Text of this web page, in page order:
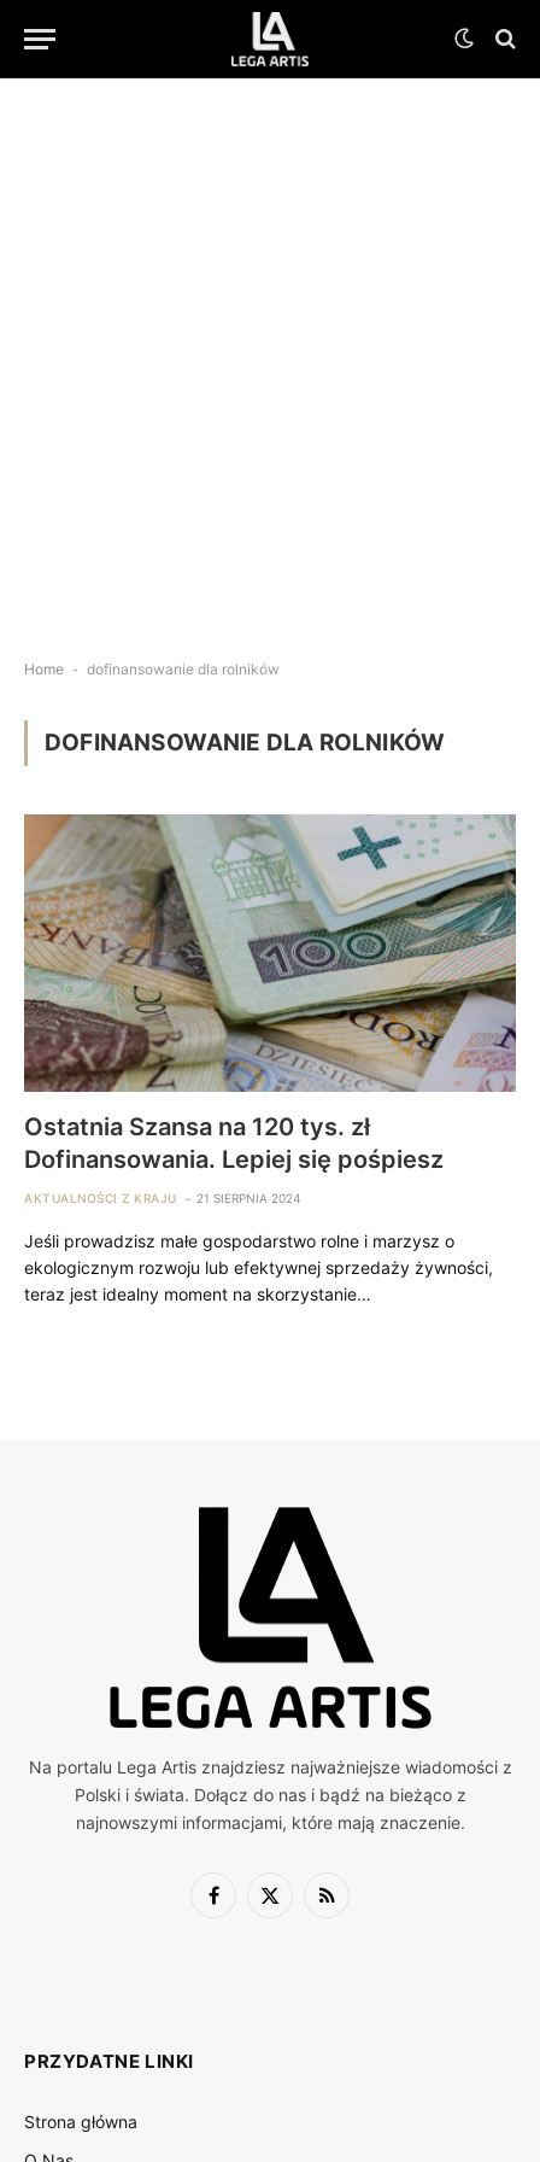
Home - dofinansowanie dla rolników
DOFINANSOWANIE DLA ROLNIKÓW
Ostatnia Szansa na 120 tys. zł
Dofinansowania. Lepiej się pośpiesz
AKTUALNOŚCI Z KRAJU 21 SIERPNIA 2024
Jeśli prowadzisz małe gospodarstwo rolne i marzysz o
ekologicznym rozwoju lub efektywnej sprzedaży żywności,
teraz jest idealny moment na skorzystanie…
Na portalu Lega Artis znajdziesz najważniejsze wiadomości z
Polski i świata. Dołącz do nas i bądź na bieżąco z
najnowszymi informacjami, które mają znaczenie.
Facebook
X
RSS
PRZYDATNE LINKI
Strona główna